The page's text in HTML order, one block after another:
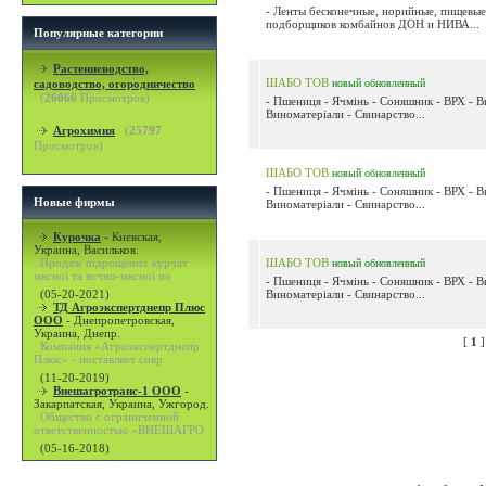
Популярные категории
Растениеводство,
садоводство, огородничество
(26066 Просмотров)
Агрохимия (25797
Просмотров)
Новые фирмы
Курочка - Киевская,
Украина, Васильков.
Продаж підрощених курчат
мясної та яєчно-мясної по
(05-20-2021)
ТД Агроэкспертднепр Плюс
ООО - Днепропетровская,
Украина, Днепр.
Компания «Агроэкспертднепр
Плюс» - поставляет совр
(11-20-2019)
Внешагротранс-1 ООО -
Закарпатская, Украина, Ужгород.
Общество с ограниченной
ответственностью «ВНЕШАГРО
(05-16-2018)
- Ленты бесконечные, норийные,
подборщиков комбайнов ДОН и НИВА...
ШАБО ТОВ новый обновленный
- Пшениця - Ячмінь - Соняшник - ВРХ -
Виноматеріали - Свинарство...
ШАБО ТОВ новый обновленный
- Пшениця - Ячмінь - Соняшник - ВРХ -
Виноматеріали - Свинарство...
ШАБО ТОВ новый обновленный
- Пшениця - Ячмінь - Соняшник - ВРХ -
Виноматеріали - Свинарство...
[ 1